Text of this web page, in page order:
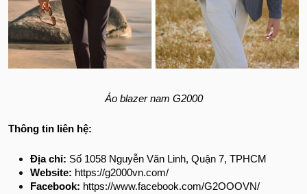
Áo blazer nam G2000
Thông tin liên hệ:
Địa chỉ: Số 1058 Nguyễn Văn Linh, Quận 7, TPHCM
Website: https://g2000vn.com/
Facebook: https://www.facebook.com/G2OOOVN/